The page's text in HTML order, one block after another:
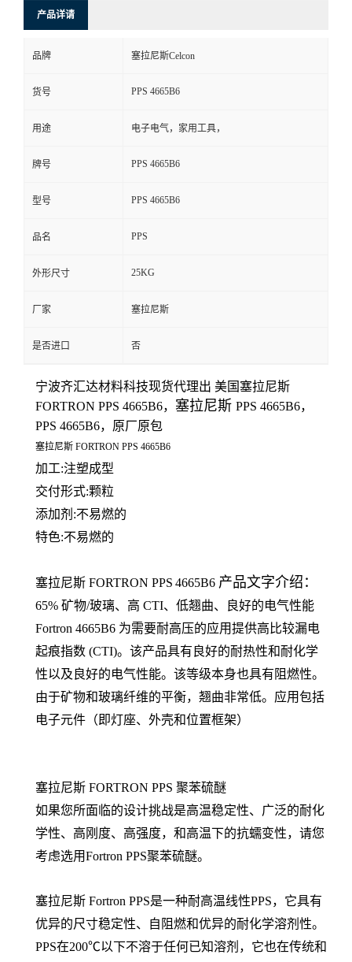
系
言
产品详请
品牌 塞拉尼斯Celcon
货号 PPS 4665B6
用途 电子电气，家用工具，
牌号 PPS 4665B6
型号 PPS 4665B6
品名 PPS
外形尺寸 25KG
厂家 塞拉尼斯
是否进口 否
宁波齐汇达材料科技现货代理出 美国 塞拉尼斯
FORTRON PPS 4665B6， 塞拉尼斯 PPS 4665B6，
PPS 4665B6，原厂原包
塞拉尼斯 FORTRON PPS 4665B6
加工:注塑成型
交付形式:颗粒
添加剂:不易燃的
特色:不易燃的
塞拉尼斯 FORTRON PPS 4665B6 产品文字介绍：
65% 矿物/玻璃、高 CTI、低翘曲、良好的电气性能
Fortron 4665B6 为需要耐高压的应用提供高比较漏电
起痕指数 (CTI)。该产品具有良好的耐热性和耐化学
性以及良好的电气性能。该等级本身也具有阻燃性。
由于矿物和玻璃纤维的平衡，翘曲非常低。应用包括
电子元件（即灯座、外壳和位置框架）
塞拉尼斯 FORTRON PPS 聚苯硫醚
如果您所面临的设计挑战是高温稳定性、广泛的耐化
学性、高刚度、高强度，和高温下的抗蠕变性，请您
考虑选用Fortron PPS聚苯硫醚。
塞拉尼斯 Fortron PPS是一种耐高温线性PPS，它具有
优异的尺寸稳定性、自阻燃和优异的耐化学溶剂性。
PPS在200℃以下不溶于任何已知溶剂，它也在传统和